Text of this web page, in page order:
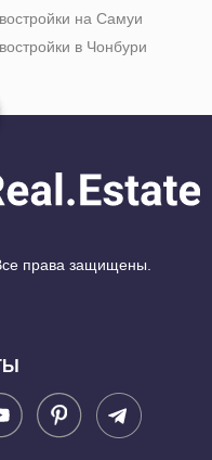
на Самуи
в Чонбури
права защищены.